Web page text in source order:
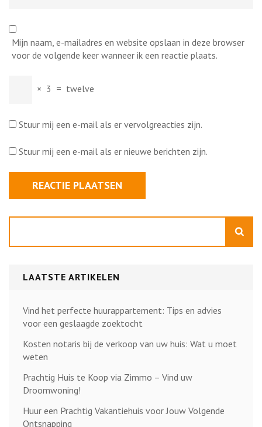
Mijn naam, e-mailadres en website opslaan in deze browser
voor de volgende keer wanneer ik een reactie plaats.
× 3 = twelve
Stuur mij een e-mail als er vervolgreacties zijn.
Stuur mij een e-mail als er nieuwe berichten zijn.
LAATSTE ARTIKELEN
Vind het perfecte huurappartement: Tips en advies
voor een geslaagde zoektocht
Kosten notaris bij de verkoop van uw huis: Wat u moet
weten
Prachtig Huis te Koop via Zimmo – Vind uw
Droomwoning!
Huur een Prachtig Vakantiehuis voor Jouw Volgende
Ontsnapping